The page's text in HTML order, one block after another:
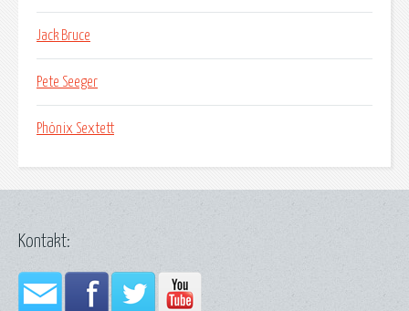
Jack Bruce
Pete Seeger
Phönix Sextett
Kontakt: